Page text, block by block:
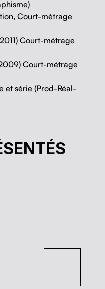
Court-métrage
Court-métrage
Court-métrage
et série (Prod-Réal-